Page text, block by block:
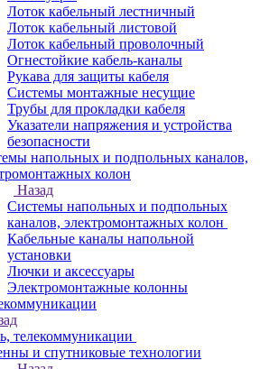
Лоток кабельный лестничный
Лоток кабельный листовой
Лоток кабельный проволочный
Огнестойкие кабель-каналы
Рукава для защиты кабеля
Системы монтажные несущие
Трубы для прокладки кабеля
Указатели напряжения и устройства
безопасности
напольных и подпольных каналов,
колон
Назад
Системы напольных и подпольных
каналов, электромонтажных колон
Кабельные каналы напольной
установки
Лючки и аксессуары
Электромонтажные колонны
телекоммуникации
и спутниковые технологии